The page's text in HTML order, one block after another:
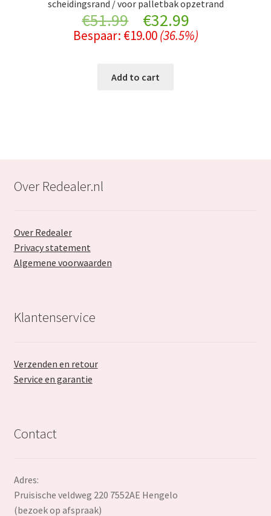
scheidingsrand / voor palletbak opzetrand
€51.99
Original
price
was:
€32.99Current
price
Bespaar: €19.00 (36.5%)
Add to cart
Over Redealer.nl
Over Redealer
Privacy statement
Algemene voorwaarden
Klantenservice
Verzenden en retour
Service en garantie
Contact
Adres:
Pruisische veldweg 220 7552AE Hengelo
(bezoek op afspraak)